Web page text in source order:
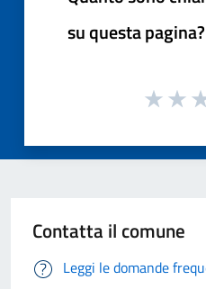
su questa pagina?
Contatta il comune
Leggi le domande